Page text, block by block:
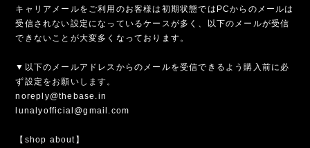
キャリアメールをご利用のお客様は初期状態ではPCからのメールは
受信されない設定になっているケースが多く、以下のメールが受信
できないことが大変多くなっております。
▼以下のメールアドレスからのメールを受信できるよう購入前に必
ず設定をお願いします。
noreply@thebase.in
lunalyofficial@gmail.com
【shop about】